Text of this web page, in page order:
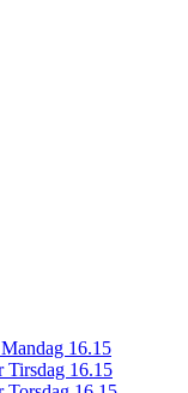
16.15
Tirsdag 16.15